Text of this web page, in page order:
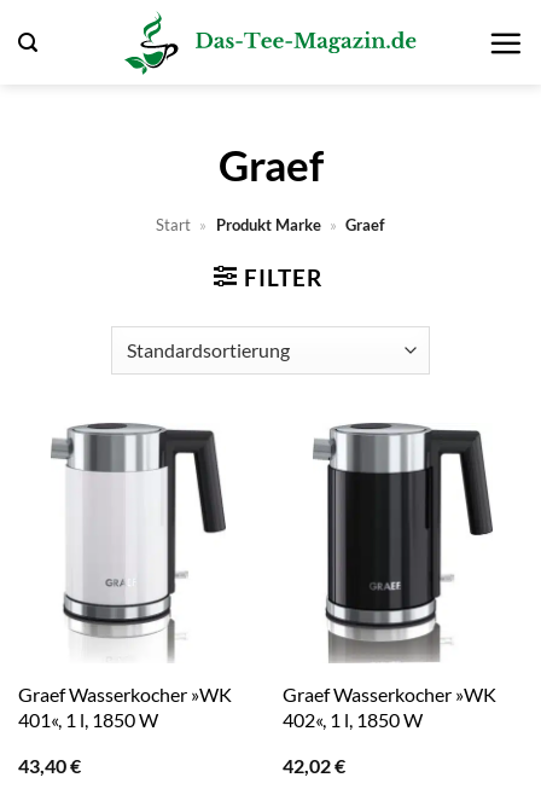
Inhalt
Graef
Start » Produkt Marke » Graef
FILTER
Graef Wasserkocher »WK
401«, 1 l, 1850 W
43,40€
Graef Wasserkocher »WK
402«, 1 l, 1850 W
42,02€